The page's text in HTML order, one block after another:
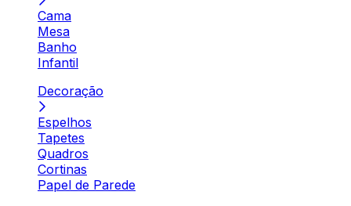
Cama
Mesa
Banho
Infantil
Decoração
Espelhos
Tapetes
Quadros
Cortinas
Papel de Parede